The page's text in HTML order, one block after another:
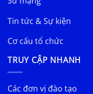
Tin tức & Sự kiện
Cơ cấu tổ chức
TRUY CẬP NHANH
Các đơn vị đào tạo